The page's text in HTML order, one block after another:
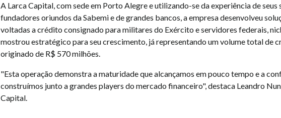
A Larca Capital, com sede em Porto Alegre e utilizando-se da experiência de seus
fundadores oriundos da Sabemi e de grandes bancos, a empresa desenvolveu
voltadas a crédito consignado para militares do Exército e servidores federais,
mostrou estratégico para seu crescimento, já representando um volume total de
originado de R$ 570 milhões.
"Esta operação demonstra a maturidade que alcançamos em pouco tempo e a
construímos junto a grandes players do mercado financeiro", destaca Leandro
Capital.